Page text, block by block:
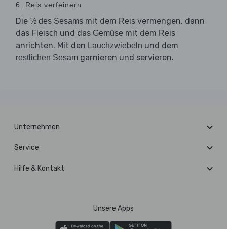
6. Reis verfeinern
Die ½ des Sesams mit dem Reis vermengen, dann
das Fleisch und das Gemüse mit dem Reis
anrichten. Mit den Lauchzwiebeln und dem
restlichen Sesam garnieren und servieren.
Unternehmen
Service
Hilfe & Kontakt
Unsere Apps